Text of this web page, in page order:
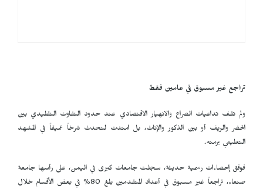
تراجع غير مسبوق في عامين فقط
ولم تقف تداعيات الصراع والانهيار الاقتصادي عند حدود التفاوت التقليدي بين
الحضر والريف أو بين الذكور والإناث، بل امتدت لتحدث شرخاً عميقاً في المشهد
التعليمي برمته.
فوفق إحصاءات رسمية حديثة، سجلت جامعات كبرى في اليمن، على رأسها جامعة
صنعاء، تراجعاً غير مسبوق في أعداد المتقدمين بلغ 80% في بعض الأقسام خلال